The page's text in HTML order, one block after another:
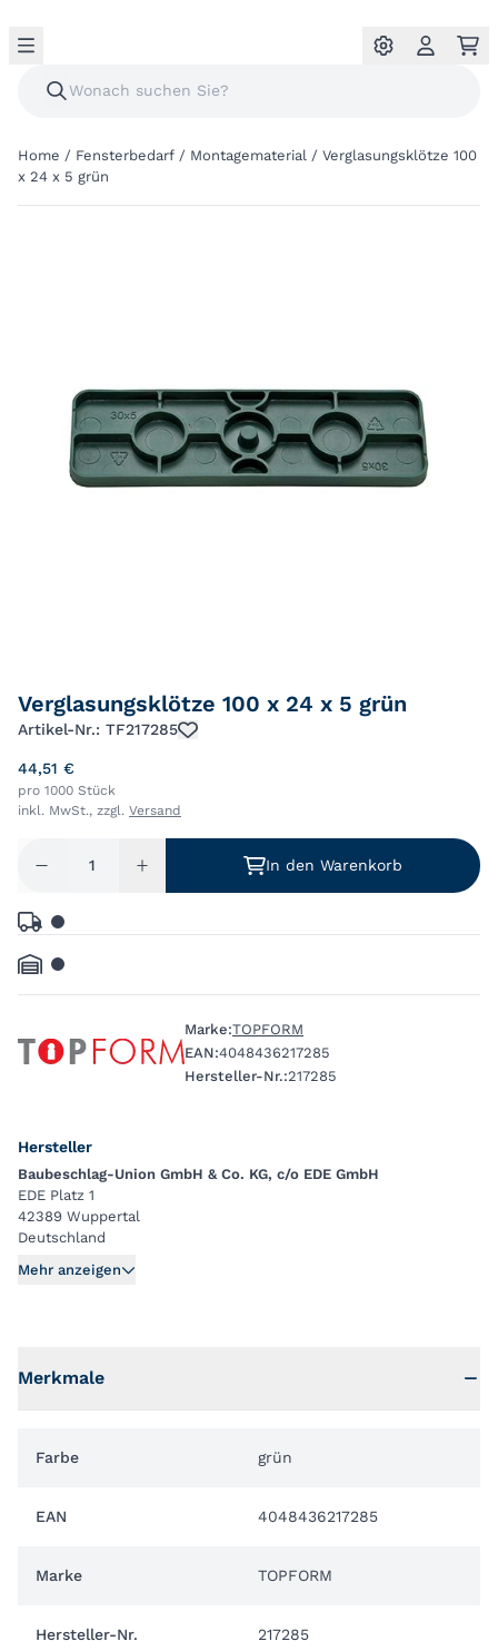
Home / Fensterbedarf / Montagematerial / Verglasungsklötze 100
x 24 x 5 grün
Verglasungsklötze 100 x 24 x 5 grün
Artikel-Nr.: TF217285
44,51 €
pro 1000 Stück
inkl. MwSt., zzgl. Versand
In den Warenkorb
Marke:TOPFORM
EAN:4048436217285
Hersteller-Nr.:217285
Hersteller
Baubeschlag-Union GmbH & Co. KG, c/o EDE GmbH
EDE Platz 1
42389 Wuppertal
Deutschland
Mehr anzeigen
Merkmale
Farbe grün
EAN 4048436217285
Marke TOPFORM
Hersteller-Nr. 217285